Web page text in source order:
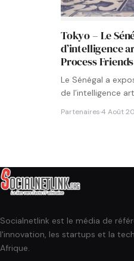
Tokyo – Le
d’intelligence
Process
Le Sénégal a
de l’intelligence
Partenaires·4 Août
Socialnetlink est le média de
l'innovation, les startups et la
Afrique.